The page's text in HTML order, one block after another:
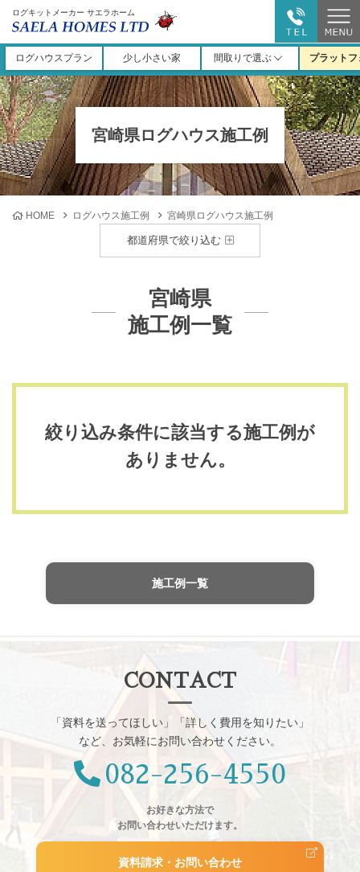
ログキットメーカー サエラホーム
ログハウスプラン 少し小さい家 間取りで選ぶ プラット
宮崎県ログハウス施工例
HOME ログハウス施工例 宮崎県ログハウス施工例
都道府県で絞り込む
宮崎県
施工例一覧
絞り込み条件に該当する施工例が
ありません。
施工例一覧
CONTACT
「資料を送ってほしい」「詳しく費用を知りたい」
など、お気軽にお問い合わせください。
082-256-4550
お好きな方法で
お問い合わせいただけます。
資料請求・お問い合わせ